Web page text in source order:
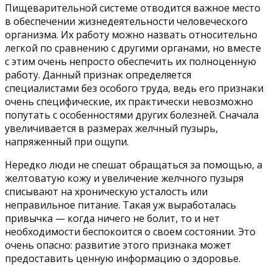
Пищеварительной системе отводится важное место
в обеспечении жизнедеятельности человеческого
организма. Их работу можно назвать относительно
легкой по сравнению с другими органами, но вместе
с этим очень непросто обеспечить их полноценную
работу. Данный признак определяется
специалистами без особого труда, ведь его признаки
очень специфические, их практически невозможно
попутать с особенностями других болезней. Сначала
увеличивается в размерах желчный пузырь,
напряженный при ощупи.
Нередко люди не спешат обращаться за помощью, а
желтоватую кожу и увеличение желчного пузыря
списывают на хроническую усталость или
неправильное питание. Такая уж выработалась
привычка — когда ничего не болит, то и нет
необходимости беспокоится о своем состоянии. Это
очень опасно: развитие этого признака может
предоставить ценную информацию о здоровье.